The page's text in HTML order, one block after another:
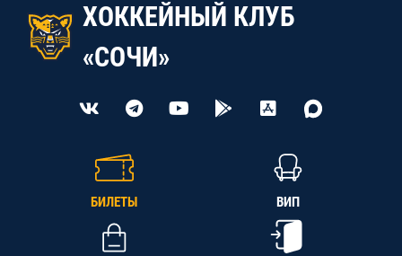
ХОККЕЙНЫЙ КЛУБ
«СОЧИ»
БИЛЕТЫ ВИП